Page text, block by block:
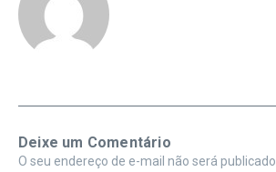
Deixe um Comentário
O seu endereço de e-mail não será publicado.